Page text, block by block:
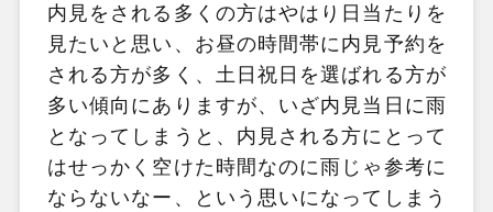
内見をされる多くの方はやはり日当たりを
見たいと思い、お昼の時間帯に内見予約を
される方が多く、土日祝日を選ばれる方が
多い傾向にありますが、いざ内見当日に雨
となってしまうと、内見される方にとって
はせっかく空けた時間なのに雨じゃ参考に
ならないなー、という思いになってしまう